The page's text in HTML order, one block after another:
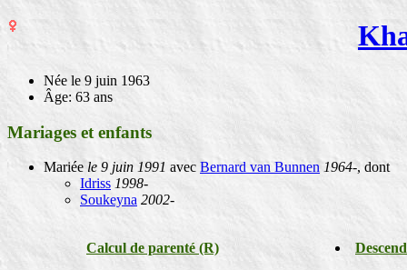
Née le 9 juin 1963
Âge: 63 ans
Mariages et enfants
Mariée le 9 juin 1991 avec Bernard van Bunnen 1964-, dont
Idriss 1998-
Soukeyna 2002-
Calcul de parenté (R)